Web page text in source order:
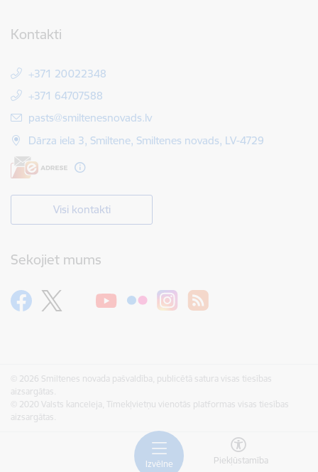
Izvēlne Piekļūstamība
Kontakti
+371 20022348
+371 64707588
E-pasts:
pasts@smiltenesnovads.lv
Dārza iela 3, Smiltene, Smiltenes novads, LV-4729
Visi kontakti
Sekojiet mums
© 2026 Smiltenes novada pašvaldība, publicētā satura visas tiesības
aizsargātas.
© 2020 Valsts kanceleja, Tīmekļvietņu vienotās platformas visas tiesības
aizsargātas.